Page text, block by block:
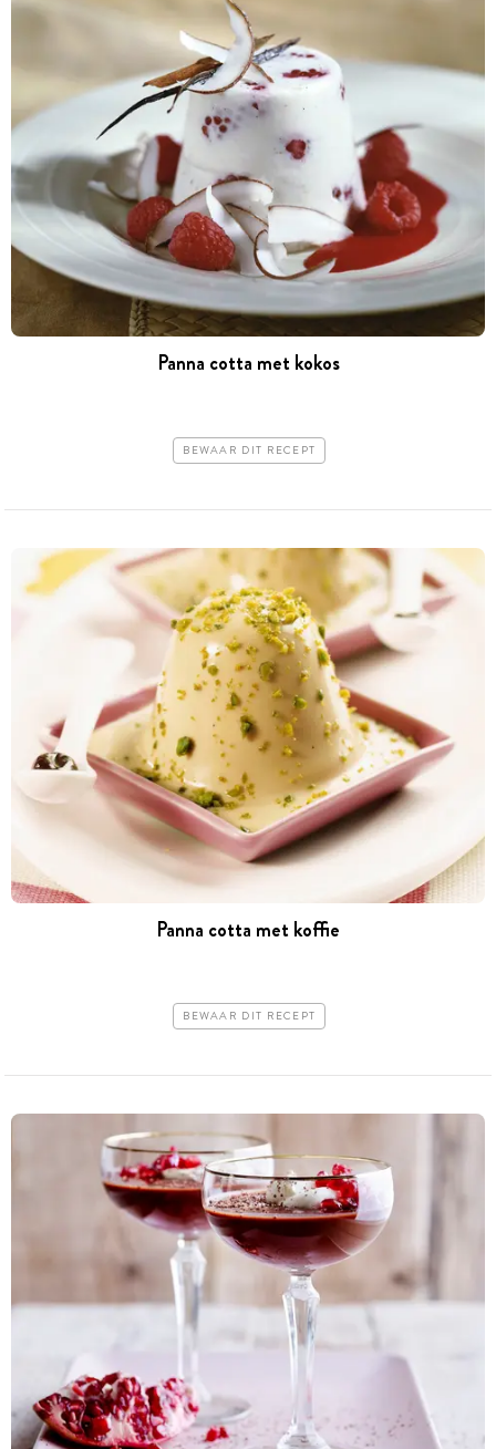
Panna cotta met kokos
BEWAAR DIT RECEPT
Panna cotta met koffie
BEWAAR DIT RECEPT